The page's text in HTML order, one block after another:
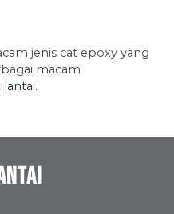
jenis cat epoxy yang
macam
lantai.